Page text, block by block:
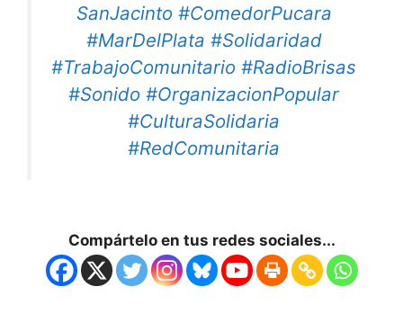
SanJacinto #ComedorPucara
#MarDelPlata #Solidaridad
#TrabajoComunitario #RadioBrisas
#Sonido #OrganizacionPopular
#CulturaSolidaria
#RedComunitaria
Compártelo en tus redes sociales...